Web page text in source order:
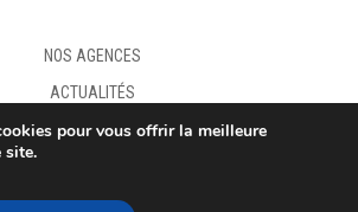
NOS AGENCES
ACTUALITÉS
FAQ
MENTIONS LÉGALES
pour vous offrir la meilleure
site.